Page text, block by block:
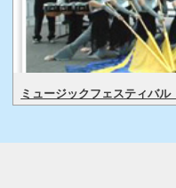
ミュージックフェスティ